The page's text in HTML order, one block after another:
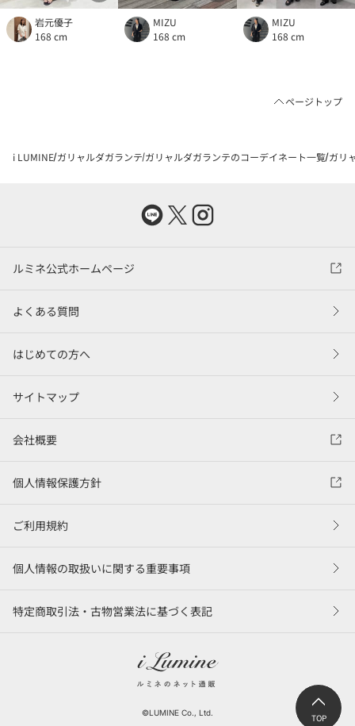
岩元優子
168 cm
MIZU
168 cm
MIZU
168 cm
TOP
ページトップ
i LUMINE ガリャルダガランテ ガリャルダガランテのコーデイネート一覧 ガリ
ルミネ公式ホームページ
よくある質問
はじめての方へ
サイトマップ
会社概要
個人情報保護方針
ご利用規約
個人情報の取扱いに関する重要事項
特定商取引法・古物営業法に基づく表記
©LUMINE Co., Ltd.